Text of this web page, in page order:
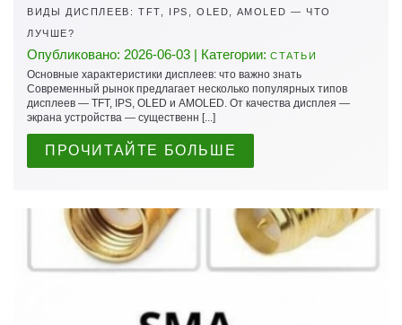
ВИДЫ ДИСПЛЕЕВ: TFT, IPS, OLED, AMOLED — ЧТО
ЛУЧШЕ?
Опубликовано: 2026-06-03 | Категории: СТАТЬИ
Основные характеристики дисплеев: что важно знать
Современный рынок предлагает несколько популярных типов
дисплеев — TFT, IPS, OLED и AMOLED. От качества дисплея —
экрана устройства — существенн [...]
ПРОЧИТАЙТЕ БОЛЬШЕ